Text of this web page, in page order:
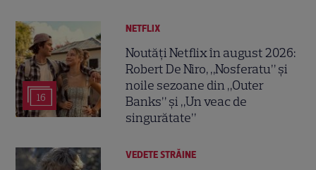
16
NETFLIX
Noutăți Netflix în august 2026:
Robert De Niro, „Nosferatu” și
noile sezoane din „Outer
Banks” și „Un veac de
singurătate”
VEDETE STRĂINE